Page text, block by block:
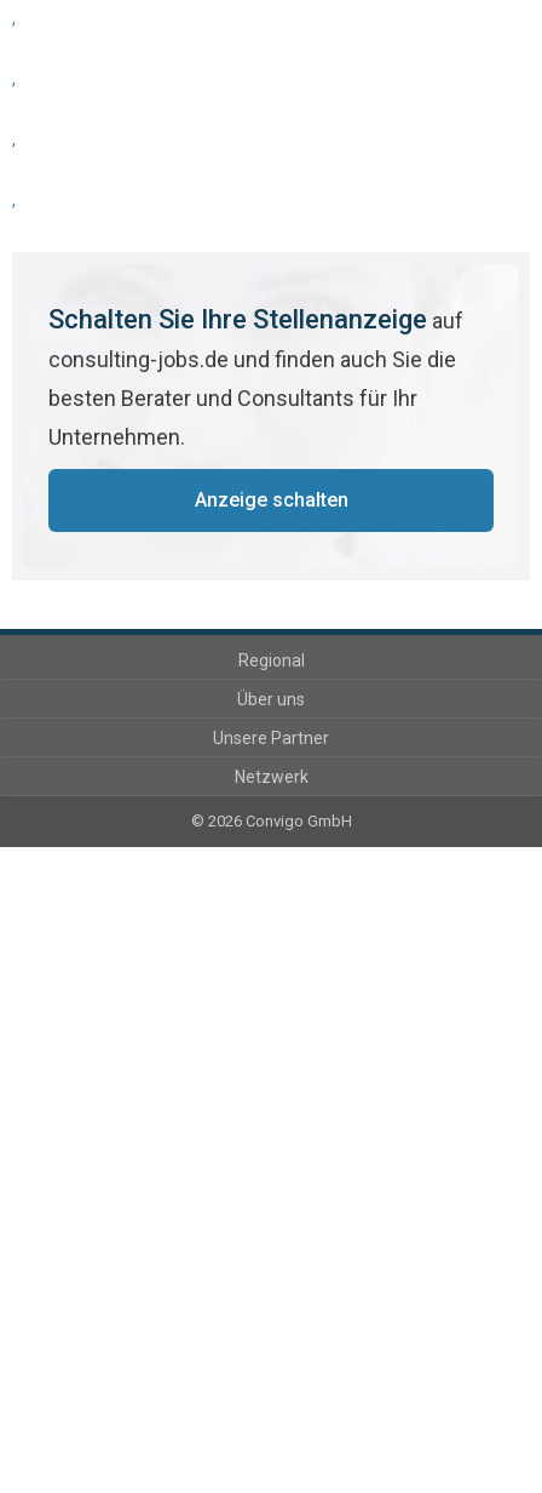
,
,
,
,
Schalten Sie Ihre Stellenanzeige auf
consulting-jobs.de und finden auch Sie die
besten Berater und Consultants für Ihr
Unternehmen.
Anzeige schalten
Regional
Über uns
Unsere Partner
Netzwerk
© 2026 Convigo GmbH